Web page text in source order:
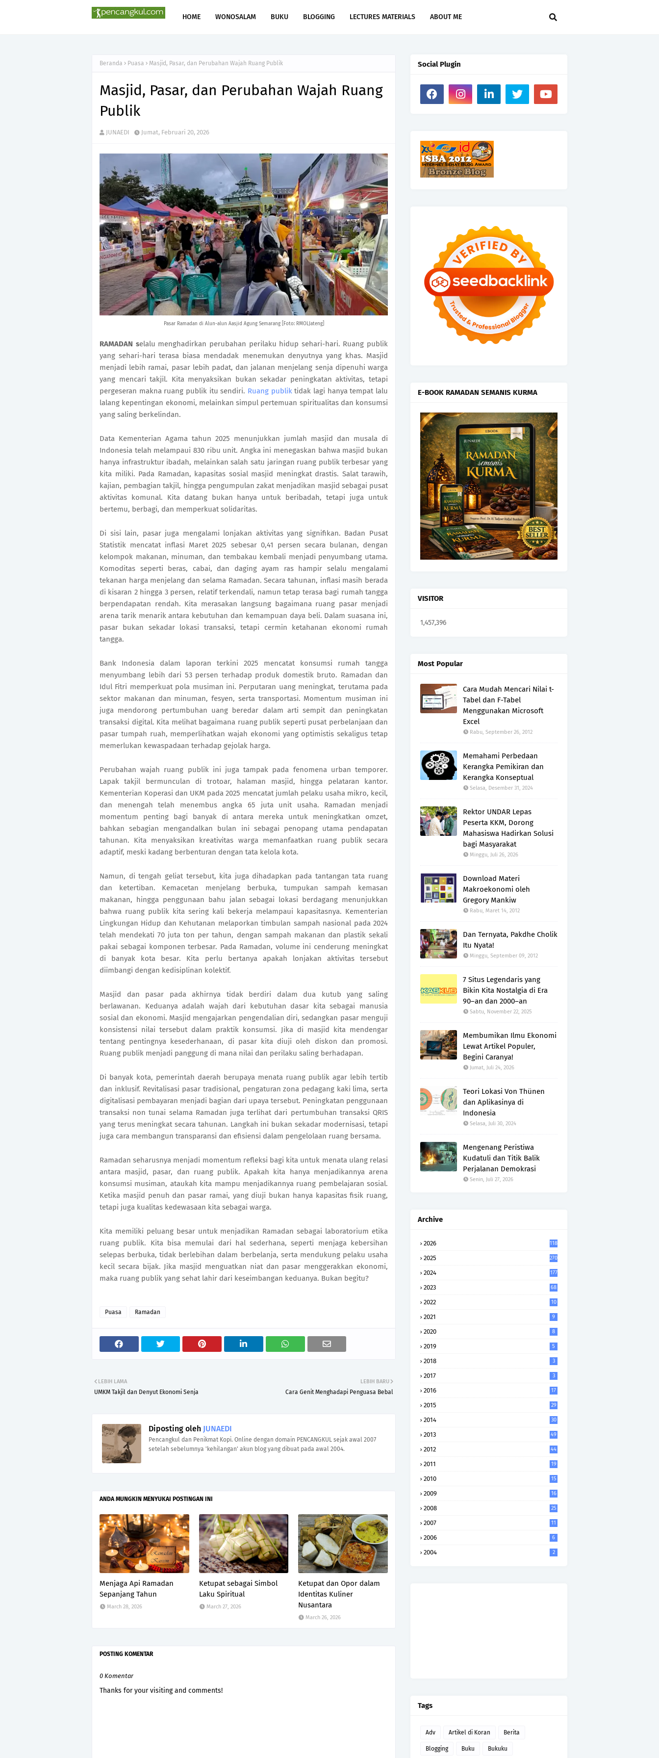
HOME WONOSALAM BUKU BLOGGING LECTURES MATERIALS ABOUT ME
Beranda Puasa Masjid, Pasar, dan Perubahan Wajah Ruang Publik
Masjid, Pasar, dan Perubahan Wajah Ruang
Publik
JUNAEDI Jumat, Februari 20, 2026
Pasar Ramadan di Alun-alun Aasjid Agung Semarang [Foto: RMOLJateng]
RAMADAN selalu menghadirkan perubahan perilaku hidup sehari-hari. Ruang publik
yang sehari-hari terasa biasa mendadak menemukan denyutnya yang khas. Masjid
menjadi lebih ramai, pasar lebih padat, dan jalanan menjelang senja dipenuhi warga
yang mencari takjil. Kita menyaksikan bukan sekadar peningkatan aktivitas, tetapi
pergeseran makna ruang publik itu sendiri. Ruang publiktidak lagi hanya tempat lalu
lalang kepentingan ekonomi, melainkan simpul pertemuan spiritualitas dan konsumsi
yang saling berkelindan.
Data Kementerian Agama tahun 2025 menunjukkan jumlah masjid dan musala di
Indonesia telah melampaui 830 ribu unit. Angka ini menegaskan bahwa masjid bukan
hanya infrastruktur ibadah, melainkan salah satu jaringan ruang publik terbesar yang
kita miliki. Pada Ramadan, kapasitas sosial masjid meningkat drastis. Salat tarawih,
kajian, pembagian takjil, hingga pengumpulan zakat menjadikan masjid sebagai pusat
aktivitas komunal. Kita datang bukan hanya untuk beribadah, tetapi juga untuk
bertemu, berbagi, dan memperkuat solidaritas.
Di sisi lain, pasar juga mengalami lonjakan aktivitas yang signifikan. Badan Pusat
Statistik mencatat inflasi Maret 2025 sebesar 0,41 persen secara bulanan, dengan
kelompok makanan, minuman, dan tembakau kembali menjadi penyumbang utama.
Komoditas seperti beras, cabai, dan daging ayam ras hampir selalu mengalami
tekanan harga menjelang dan selama Ramadan. Secara tahunan, inflasi masih berada
di kisaran 2 hingga 3 persen, relatif terkendali, namun tetap terasa bagi rumah tangga
berpendapatan rendah. Kita merasakan langsung bagaimana ruang pasar menjadi
arena tarik menarik antara kebutuhan dan kemampuan daya beli. Dalam suasana ini,
pasar bukan sekadar lokasi transaksi, tetapi cermin ketahanan ekonomi rumah
tangga.
Bank Indonesia dalam laporan terkini 2025 mencatat konsumsi rumah tangga
menyumbang lebih dari 53 persen terhadap produk domestik bruto. Ramadan dan
Idul Fitri memperkuat pola musiman ini. Perputaran uang meningkat, terutama pada
sektor makanan dan minuman, fesyen, serta transportasi. Momentum musiman ini
juga mendorong pertumbuhan uang beredar dalam arti sempit dan peningkatan
transaksi digital. Kita melihat bagaimana ruang publik seperti pusat perbelanjaan dan
pasar tumpah ruah, memperlihatkan wajah ekonomi yang optimistis sekaligus tetap
memerlukan kewaspadaan terhadap gejolak harga.
Perubahan wajah ruang publik ini juga tampak pada fenomena urban temporer.
Lapak takjil bermunculan di trotoar, halaman masjid, hingga pelataran kantor.
Kementerian Koperasi dan UKM pada 2025 mencatat jumlah pelaku usaha mikro, kecil,
dan menengah telah menembus angka 65 juta unit usaha. Ramadan menjadi
momentum penting bagi banyak di antara mereka untuk meningkatkan omzet,
bahkan sebagian mengandalkan bulan ini sebagai penopang utama pendapatan
tahunan. Kita menyaksikan kreativitas warga memanfaatkan ruang publik secara
adaptif, meski kadang berbenturan dengan tata kelola kota.
Namun, di tengah geliat tersebut, kita juga dihadapkan pada tantangan tata ruang
dan ketertiban. Kemacetan menjelang berbuka, tumpukan sampah kemasan
makanan, hingga penggunaan bahu jalan sebagai lokasi berdagang menunjukkan
bahwa ruang publik kita sering kali bekerja melampaui kapasitasnya. Kementerian
Lingkungan Hidup dan Kehutanan melaporkan timbulan sampah nasional pada 2024
telah mendekati 70 juta ton per tahun, dengan sampah makanan dan plastik sekali
pakai sebagai komponen terbesar. Pada Ramadan, volume ini cenderung meningkat
di banyak kota besar. Kita perlu bertanya apakah lonjakan aktivitas tersebut
diimbangi dengan kedisiplinan kolektif.
Masjid dan pasar pada akhirnya tidak berdiri dalam dua kutub yang saling
berlawanan. Keduanya adalah wajah dari kebutuhan dasar kita sebagai manusia
sosial dan ekonomi. Masjid mengajarkan pengendalian diri, sedangkan pasar menguji
konsistensi nilai tersebut dalam praktik konsumsi. Jika di masjid kita mendengar
tentang pentingnya kesederhanaan, di pasar kita diuji oleh diskon dan promosi.
Ruang publik menjadi panggung di mana nilai dan perilaku saling berhadapan.
Di banyak kota, pemerintah daerah berupaya menata ruang publik agar lebih tertib
dan inklusif. Revitalisasi pasar tradisional, pengaturan zona pedagang kaki lima, serta
digitalisasi pembayaran menjadi bagian dari upaya tersebut. Peningkatan penggunaan
transaksi non tunai selama Ramadan juga terlihat dari pertumbuhan transaksi QRIS
yang terus meningkat secara tahunan. Langkah ini bukan sekadar modernisasi, tetapi
juga cara membangun transparansi dan efisiensi dalam pengelolaan ruang bersama.
Ramadan seharusnya menjadi momentum refleksi bagi kita untuk menata ulang relasi
antara masjid, pasar, dan ruang publik. Apakah kita hanya menjadikannya arena
konsumsi musiman, ataukah kita mampu menjadikannya ruang pembelajaran sosial.
Ketika masjid penuh dan pasar ramai, yang diuji bukan hanya kapasitas fisik ruang,
tetapi juga kualitas kedewasaan kita sebagai warga.
Kita memiliki peluang besar untuk menjadikan Ramadan sebagai laboratorium etika
ruang publik. Kita bisa memulai dari hal sederhana, seperti menjaga kebersihan
selepas berbuka, tidak berlebihan dalam berbelanja, serta mendukung pelaku usaha
kecil secara bijak. Jika masjid menguatkan niat dan pasar menggerakkan ekonomi,
maka ruang publik yang sehat lahir dari keseimbangan keduanya. Bukan begitu?
Puasa Ramadan
LEBIH BARU
Cara Genit Menghadapi Penguasa Bebal
LEBIH LAMA
UMKM Takjil dan Denyut Ekonomi Senja
Diposting oleh JUNAEDI
Pencangkul dan Penikmat Kopi. Online dengan domain PENCANGKUL sejak awal 2007
setelah sebelumnya 'kehilangan' akun blog yang dibuat pada awal 2004.
ANDA MUNGKIN MENYUKAI POSTINGAN INI
Menjaga Api Ramadan
Sepanjang Tahun
March 28, 2026
Ketupat sebagai Simbol
Laku Spiritual
March 27, 2026
Ketupat dan Opor dalam
Identitas Kuliner
Nusantara
March 26, 2026
POSTING KOMENTAR
0 Komentar
Thanks for your visiting and comments!
Social Plugin
E-BOOK RAMADAN SEMANIS KURMA
VISITOR
1,457,396
Most Popular
Cara Mudah Mencari Nilai t-
Tabel dan F-Tabel
Menggunakan Microsoft
Excel
Rabu, September 26, 2012
Memahami Perbedaan
Kerangka Pemikiran dan
Kerangka Konseptual
Selasa, Desember 31, 2024
Rektor UNDAR Lepas
Peserta KKM, Dorong
Mahasiswa Hadirkan Solusi
bagi Masyarakat
Minggu, Juli 26, 2026
Download Materi
Makroekonomi oleh
Gregory Mankiw
Rabu, Maret 14, 2012
Dan Ternyata, Pakdhe Cholik
Itu Nyata!
Minggu, September 09, 2012
7 Situs Legendaris yang
Bikin Kita Nostalgia di Era
90–an dan 2000–an
Sabtu, November 22, 2025
Membumikan Ilmu Ekonomi
Lewat Artikel Populer,
Begini Caranya!
Jumat, Juli 24, 2026
Teori Lokasi Von Thünen
dan Aplikasinya di
Indonesia
Selasa, Juli 30, 2024
Mengenang Peristiwa
Kudatuli dan Titik Balik
Perjalanan Demokrasi
Senin, Juli 27, 2026
Archive
2026 118
2025 270
2024 177
2023 68
2022 10
2021 9
2020 8
2019 5
2018 3
2017 3
2016 17
2015 29
2014 30
2013 49
2012 44
2011 19
2010 15
2009 16
2008 25
2007 11
2006 6
2004 2
Tags
Adv Artikel di Koran Berita
Blogging Buku Bukuku